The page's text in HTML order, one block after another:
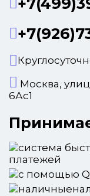
Москва,
6Ас1